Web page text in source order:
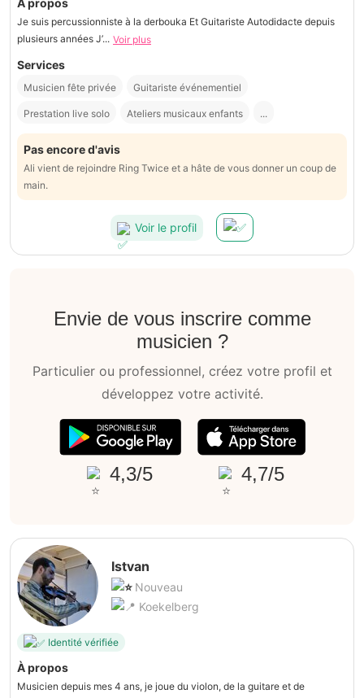
À propos
Je suis percussionniste à la derbouka Et Guitariste Autodidacte depuis
plusieurs années J’... Voir plus
Services
Musicien fête privée Guitariste événementiel
Prestation live solo Ateliers musicaux enfants ...
Pas encore d'avis
Ali vient de rejoindre Ring Twice et a hâte de vous donner un coup de
main.
Voir le profil
Envie de vous inscrire comme
musicien ?
Particulier ou professionnel, créez votre profil et
développez votre activité.
4,3/5 4,7/5
Istvan
Nouveau
Koekelberg
Identité vérifiée
À propos
Musicien depuis mes 4 ans, je joue du violon, de la guitare et de